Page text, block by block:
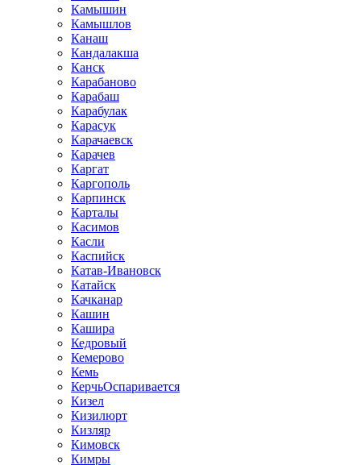
Камышин
Камышлов
Канаш
Кандалакша
Канск
Карабаново
Карабаш
Карабулак
Карасук
Карачаевск
Карачев
Каргат
Каргополь
Карпинск
Карталы
Касимов
Касли
Каспийск
Катав-Ивановск
Катайск
Качканар
Кашин
Кашира
Кедровый
Кемерово
Кемь
КерчьОспаривается
Кизел
Кизилюрт
Кизляр
Кимовск
Кимры